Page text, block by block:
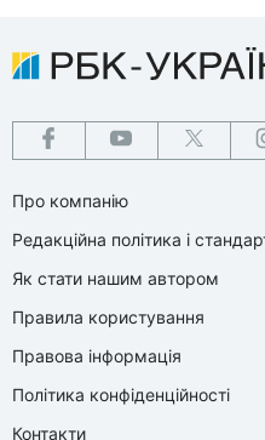
Про компанію
Редакційна політика і
Як стати нашим автором
Правила користування
Правова інформація
Політика конфіденційності
Контакти